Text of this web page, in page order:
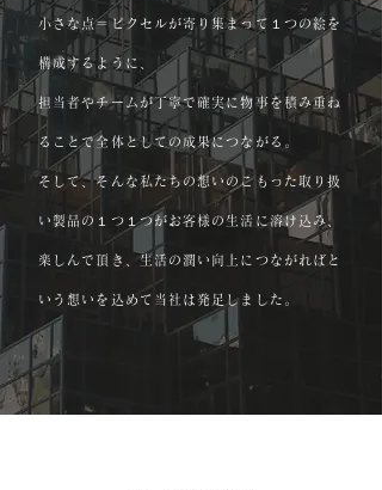
小さな点＝ピクセルが寄り集まって１つの絵を
構成するように、
担当者やチームが丁寧で確実に物事を積み重ね
ることで全体としての成果につながる。
そして、そんな私たちの想いのこもった取り扱
い製品の１つ１つがお客様の生活に溶け込み、
楽しんで頂き、生活の潤い向上につながればと
いう想いを込めて当社は発足しました。